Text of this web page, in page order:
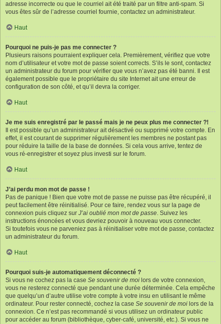
adresse incorrecte ou que le courriel ait été traité par un filtre anti-spam. Si
vous êtes sûr de l’adresse courriel fournie, contactez un administrateur.
Haut
Pourquoi ne puis-je pas me connecter ?
Plusieurs raisons pourraient expliquer cela. Premièrement, vérifiez que votre
nom d’utilisateur et votre mot de passe soient corrects. S’ils le sont, contactez
un administrateur du forum pour vérifier que vous n’avez pas été banni. Il est
également possible que le propriétaire du site Internet ait une erreur de
configuration de son côté, et qu’il devra la corriger.
Haut
Je me suis enregistré par le passé mais je ne peux plus me connecter ?!
Il est possible qu’un administrateur ait désactivé ou supprimé votre compte. En
effet, il est courant de supprimer régulièrement les membres ne postant pas
pour réduire la taille de la base de données. Si cela vous arrive, tentez de
vous ré-enregistrer et soyez plus investi sur le forum.
Haut
J’ai perdu mon mot de passe !
Pas de panique ! Bien que votre mot de passe ne puisse pas être récupéré, il
peut facilement être réinitialisé. Pour ce faire, rendez vous sur la page de
connexion puis cliquez sur J’ai oublié mon mot de passe. Suivez les
instructions énoncées et vous devriez pouvoir à nouveau vous connecter.
Si toutefois vous ne parveniez pas à réinitialiser votre mot de passe, contactez
un administrateur du forum.
Haut
Pourquoi suis-je automatiquement déconnecté ?
Si vous ne cochez pas la case Se souvenir de moi lors de votre connexion,
vous ne resterez connecté que pendant une durée déterminée. Cela empêche
que quelqu’un d’autre utilise votre compte à votre insu en utilisant le même
ordinateur. Pour rester connecté, cochez la case Se souvenir de moi lors de la
connexion. Ce n’est pas recommandé si vous utilisez un ordinateur public
pour accéder au forum (bibliothèque, cyber-café, université, etc.). Si vous ne